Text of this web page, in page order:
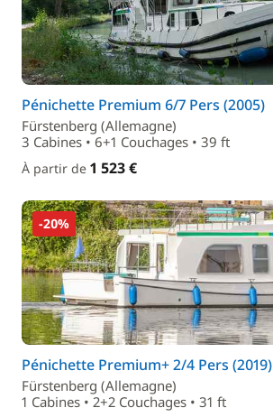
Pénichette Premium 6/7 Pers (2005)
Fürstenberg (Allemagne)
3 Cabines • 6+1 Couchages • 39 ft
À partir de 1 523 €
-20%
Pénichette Premium+ 2/4 Pers (2019)
Fürstenberg (Allemagne)
1 Cabines • 2+2 Couchages • 31 ft